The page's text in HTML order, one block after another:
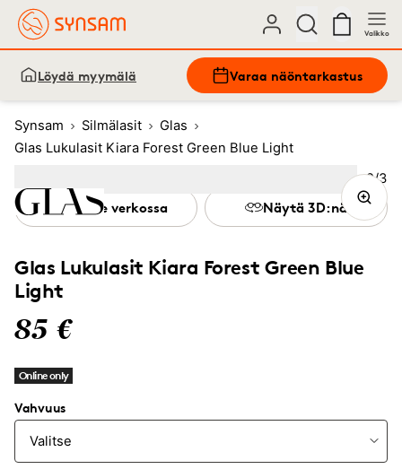
Valikko
Löydä myymälä Varaa näöntarkastus
Synsam Silmälasit
Glas
Glas Lukulasit Kiara Forest Green Blue Light
Glas Lukulasit Kiara Forest Green Blue
Light
85 €
Online only
Vahvuus
Kokeile verkossa Näytä 3D:nä
Kuva
2/3
Image 3